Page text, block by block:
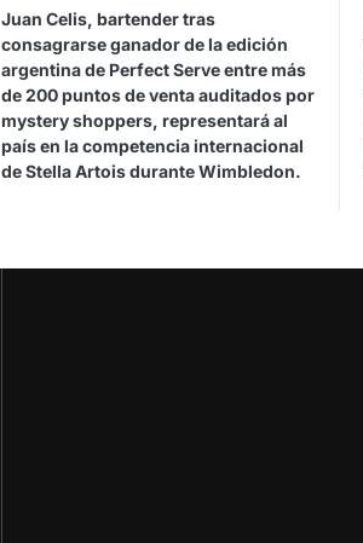
Juan Celis, bartender tras
consagrarse ganador de la edición
argentina de Perfect Serve entre más
de 200 puntos de venta auditados por
mystery shoppers, representará al
país en la competencia internacional
de Stella Artois durante Wimbledon.